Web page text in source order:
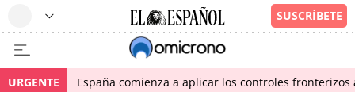
URGENTE España comienza a aplicar los controles